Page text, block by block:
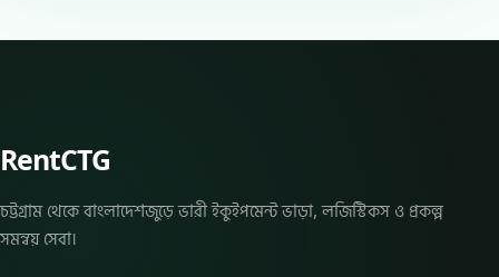
RentCTG
চট্টগ্রাম থেকে বাংলাদেশজুড়ে ভারী ইকুইপমেন্ট ভাড়া, লজিস্টিকস ও প্রকল্প
সমন্বয় সেবা।